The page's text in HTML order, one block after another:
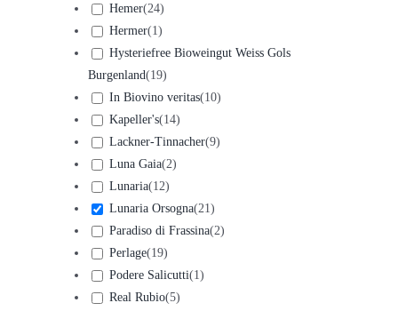
Hemer(24)
Hermer(1)
Hysteriefree Bioweingut Weiss Gols
Burgenland(19)
In Biovino veritas(10)
Kapeller's(14)
Lackner-Tinnacher(9)
Luna Gaia(2)
Lunaria(12)
Lunaria Orsogna(21)
Paradiso di Frassina(2)
Perlage(19)
Podere Salicutti(1)
Real Rubio(5)